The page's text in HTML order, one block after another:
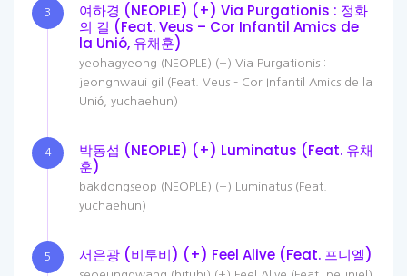
3
여하경 (NEOPLE) (+) Via Purgationis : 정화
의 길 (Feat. Veus – Cor Infantil Amics de
la Unió, 유채훈)
yeohagyeong (NEOPLE) (+) Via Purgationis :
jeonghwaui gil (Feat. Veus – Cor Infantil Amics de la
Unió, yuchaehun)
4
박동섭 (NEOPLE) (+) Luminatus (Feat. 유채
훈)
bakdongseop (NEOPLE) (+) Luminatus (Feat.
yuchaehun)
5 서은광 (비투비) (+) Feel Alive (Feat. 프니엘)